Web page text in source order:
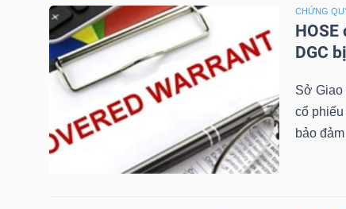
CHỨNG
DGC
Sở Giao
cổ
bảo
CHÍNH